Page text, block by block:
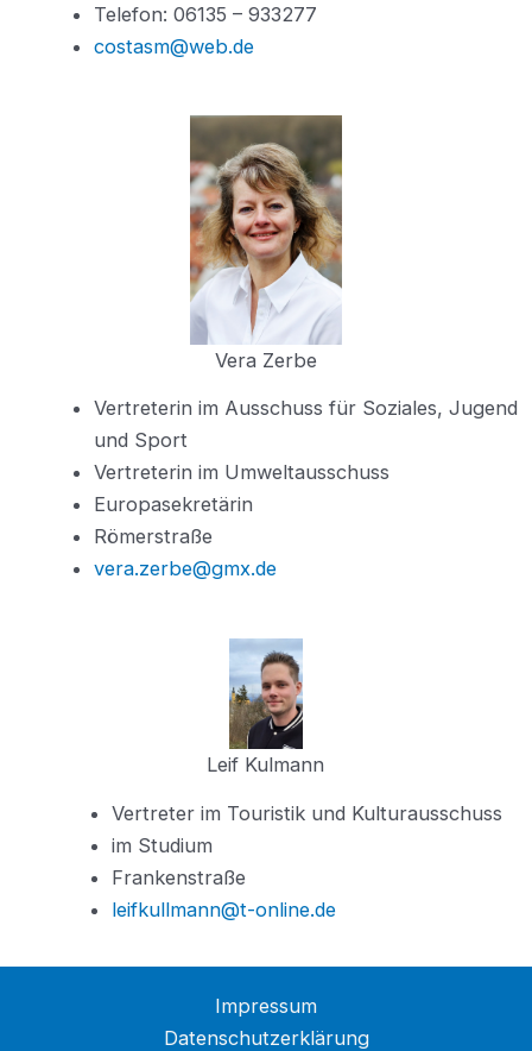
Telefon: 06135 – 933277
costasm@web.de
Vera Zerbe
Vertreterin im Ausschuss für Soziales, Jugend
und Sport
Vertreterin im Umweltausschuss
Europasekretärin
Römerstraße
vera.zerbe@gmx.de
Leif Kulmann
Vertreter im Touristik und Kulturausschuss
im Studium
Frankenstraße
leifkullmann@t-online.de
Impressum
Datenschutzerklärung